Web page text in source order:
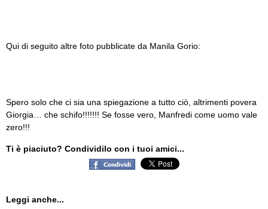
Qui di seguito altre foto pubblicate da Manila Gorio:
Spero solo che ci sia una spiegazione a tutto ciò, altrimenti povera
Giorgia… che schifo!!!!!!! Se fosse vero, Manfredi come uomo vale
zero!!!
Ti è piaciuto? Condividilo con i tuoi amici...
Leggi anche...